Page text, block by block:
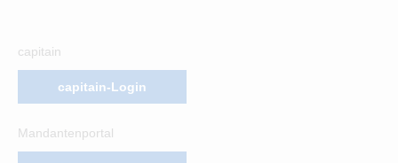
capitain
capitain-Login
Mandantenportal